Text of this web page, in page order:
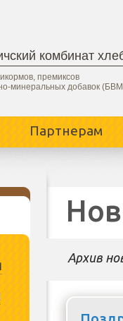
комбинат
премиксов
минеральных добавок
Партнерам
Архив